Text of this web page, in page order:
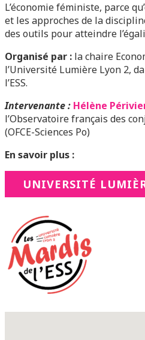
L’économie féministe, parce
et les approches de la
des outils pour atteindre
Organisé par : la chaire
l’Université Lumière Lyon 2,
l’ESS.
Intervenante : Hélène
l’Observatoire français des
(OFCE-Sciences Po)
En savoir plus :
UNIVERSITÉ